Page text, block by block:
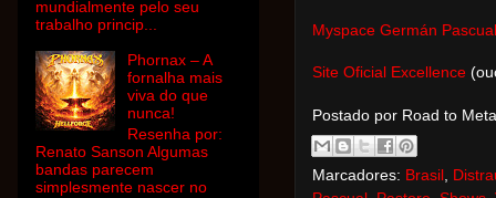
Myspace Germán Pascual
Site Oficial Excellence
Postado por Road to
Marcadores: Brasil
mundialmente pelo seu
trabalho princip...
Phornax – A
fornalha mais
viva do que
nunca!
Resenha por:
Renato Sanson Algumas
bandas parecem
simplesmente nascer no